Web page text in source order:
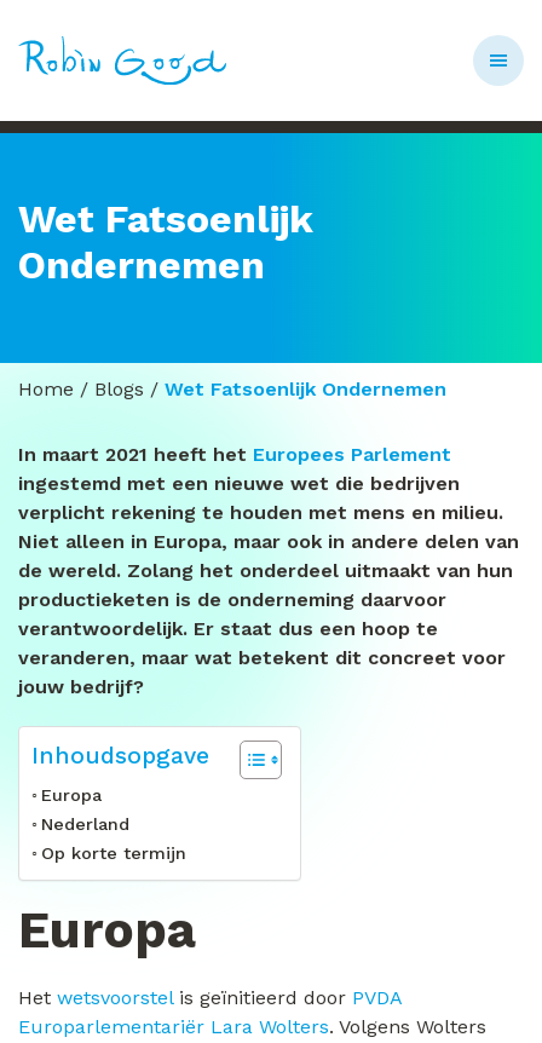
Wet Fatsoenlijk
Ondernemen
Home / Blogs / Wet Fatsoenlijk Ondernemen
In maart 2021 heeft het Europees Parlement
ingestemd met een nieuwe wet die bedrijven
verplicht rekening te houden met mens en milieu.
Niet alleen in Europa, maar ook in andere delen van
de wereld. Zolang het onderdeel uitmaakt van hun
productieketen is de onderneming daarvoor
verantwoordelijk. Er staat dus een hoop te
veranderen, maar wat betekent dit concreet voor
jouw bedrijf?
Inhoudsopgave
Europa
Nederland
Op korte termijn
Europa
Het wetsvoorstelis geïnitieerd door PVDA
Europarlementariër Lara Wolters. Volgens Wolters